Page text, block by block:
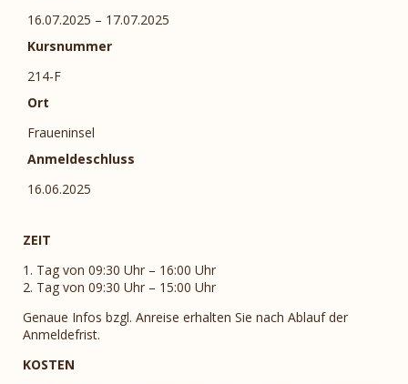
16.07.2025 – 17.07.2025
Kursnummer
214-F
Ort
Fraueninsel
Anmeldeschluss
16.06.2025
ZEIT
1. Tag von 09:30 Uhr – 16:00 Uhr
2. Tag von 09:30 Uhr – 15:00 Uhr
Genaue Infos bzgl. Anreise erhalten Sie nach Ablauf der
Anmeldefrist.
KOSTEN